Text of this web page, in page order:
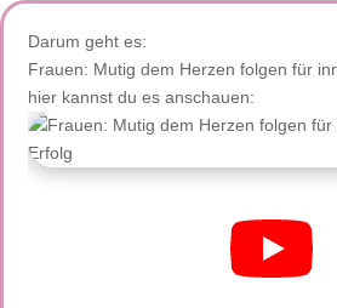
Darum geht es:
Frauen: Mutig dem Herzen folgen für
hier kannst du es anschauen: